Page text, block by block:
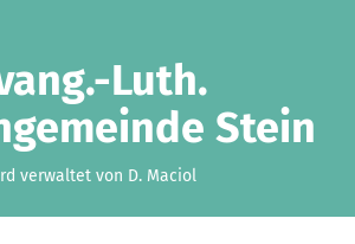
Luth.
Stein
verwaltet von D. Maciol